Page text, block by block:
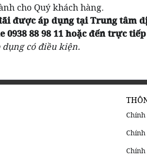
cho Quý khách hàng.
được áp dụng tại Trung tâm
0938 88 98 11 hoặc đến trực
có điều kiện.
Chính
Chính
Chính